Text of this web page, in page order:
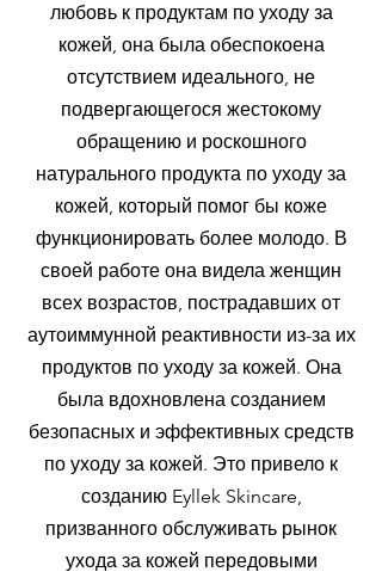
любовь к продуктам по уходу за
кожей, она была обеспокоена
отсутствием идеального, не
подвергающегося жестокому
обращению и роскошного
натурального продукта по уходу за
кожей, который помог бы коже
функционировать более молодо. В
своей работе она видела женщин
всех возрастов, пострадавших от
аутоиммунной реактивности из-за их
продуктов по уходу за кожей. Она
была вдохновлена созданием
безопасных и эффективных средств
по уходу за кожей. Это привело к
созданию Eyllek Skincare,
призванного обслуживать рынок
ухода за кожей передовыми